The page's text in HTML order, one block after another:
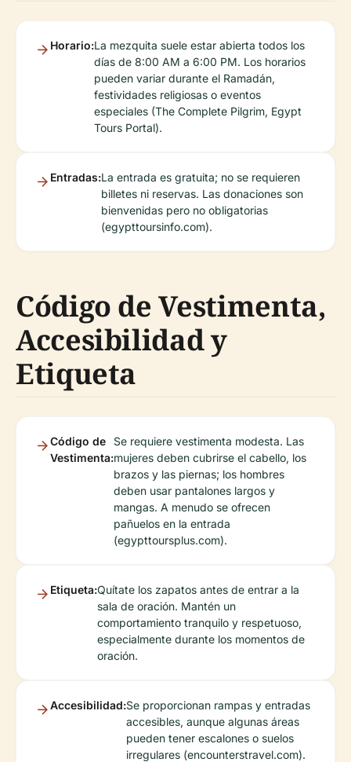
Horario:La mezquita suele estar abierta todos los
días de 8:00 AM a 6:00 PM. Los horarios
pueden variar durante el Ramadán,
festividades religiosas o eventos
especiales (The Complete Pilgrim, Egypt
Tours Portal).
Entradas:La entrada es gratuita; no se requieren
billetes ni reservas. Las donaciones son
bienvenidas pero no obligatorias
(egypttoursinfo.com).
Código de Vestimenta,
Accesibilidad y
Etiqueta
Código de
Vestimenta:
Se requiere vestimenta modesta. Las
mujeres deben cubrirse el cabello, los
brazos y las piernas; los hombres
deben usar pantalones largos y
mangas. A menudo se ofrecen
pañuelos en la entrada
(egypttoursplus.com).
Etiqueta:Quítate los zapatos antes de entrar a la
sala de oración. Mantén un
comportamiento tranquilo y respetuoso,
especialmente durante los momentos de
oración.
Accesibilidad:Se proporcionan rampas y entradas
accesibles, aunque algunas áreas
pueden tener escalones o suelos
irregulares (encounterstravel.com).